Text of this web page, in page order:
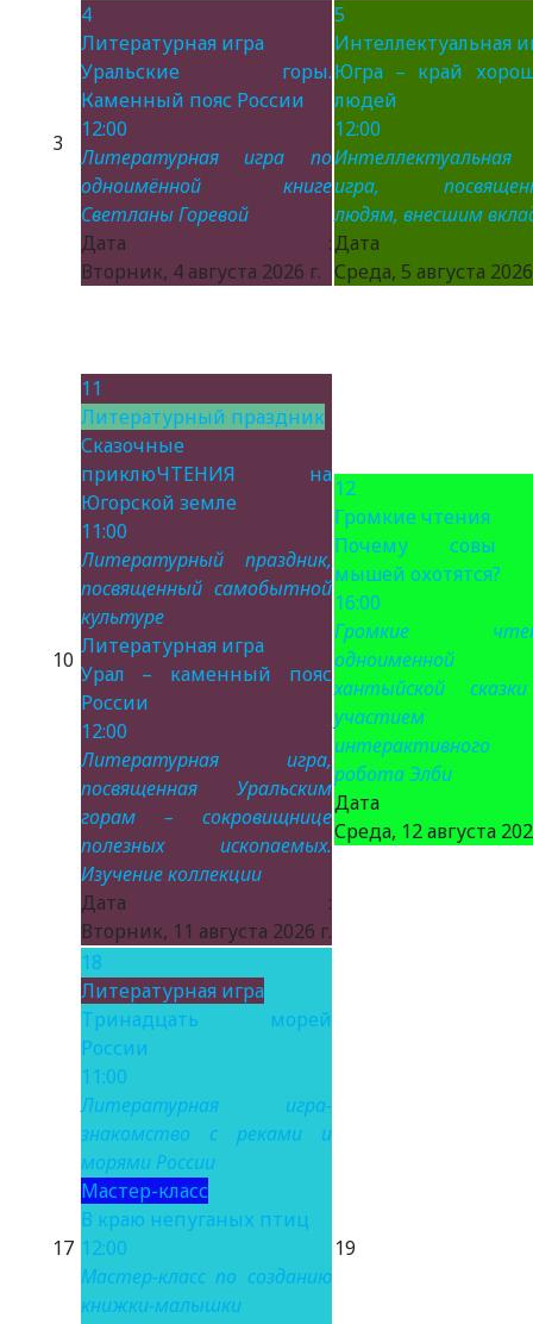
3
4
Литературная игра
Уральские горы.
Каменный пояс России
12:00
Литературная игра по
одноимённой книге
Светланы Горевой
Дата :
Вторник, 4 августа 2026 г.
5
Интеллектуальная
Югра – край
людей
12:00
Интеллектуальная
игра,
людям, внесшим
Дата
Среда, 5 августа
10
11
Литературный праздник
Сказочные
приклюЧТЕНИЯ на
Югорской земле
11:00
Литературный праздник,
посвященный самобытной
культуре
Литературная игра
Урал – каменный пояс
России
12:00
Литературная игра,
посвященная Уральским
горам – сокровищнице
полезных ископаемых.
Изучение коллекции
Дата :
Вторник, 11 августа 2026 г.
12
Громкие чтения
Почему совы
мышей охотятся?
16:00
Громкие
одноименной
хантыйской
участием
интерактивного
робота Элби
Дата
Среда, 12 августа
17
18
Литературная игра
Тринадцать морей
России
11:00
Литературная игра-
знакомство с реками и
морями России
Мастер-класс
В краю непуганых птиц
12:00
Мастер-класс по созданию
книжки-малышки
19